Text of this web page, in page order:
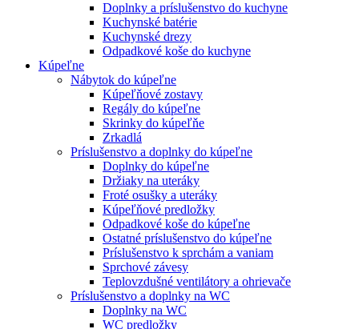
Doplnky a príslušenstvo do kuchyne
Kuchynské batérie
Kuchynské drezy
Odpadkové koše do kuchyne
Kúpeľne
Nábytok do kúpeľne
Kúpeľňové zostavy
Regály do kúpeľne
Skrinky do kúpeľňe
Zrkadlá
Príslušenstvo a doplnky do kúpeľne
Doplnky do kúpeľne
Držiaky na uteráky
Froté osušky a uteráky
Kúpeľňové predložky
Odpadkové koše do kúpeľne
Ostatné príslušenstvo do kúpeľne
Príslušenstvo k sprchám a vaniam
Sprchové závesy
Teplovzdušné ventilátory a ohrievače
Príslušenstvo a doplnky na WC
Doplnky na WC
WC predložky